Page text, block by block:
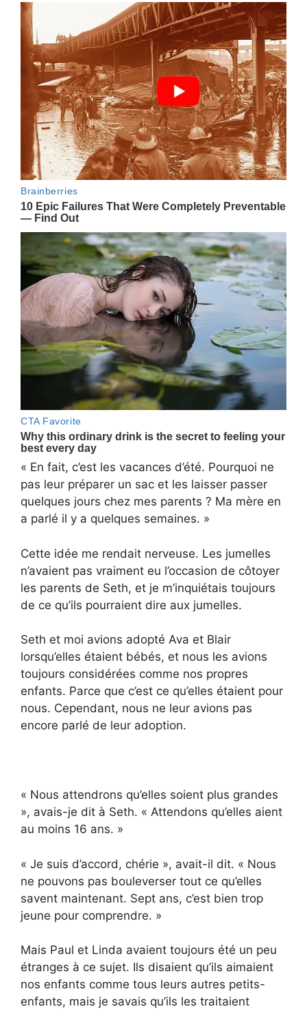
« En fait, c’est les vacances d’été. Pourquoi ne
pas leur préparer un sac et les laisser passer
quelques jours chez mes parents ? Ma mère en
a parlé il y a quelques semaines. »
Cette idée me rendait nerveuse. Les jumelles
n’avaient pas vraiment eu l’occasion de côtoyer
les parents de Seth, et je m’inquiétais toujours
de ce qu’ils pourraient dire aux jumelles.
Seth et moi avions adopté Ava et Blair
lorsqu’elles étaient bébés, et nous les avions
toujours considérées comme nos propres
enfants. Parce que c’est ce qu’elles étaient pour
nous. Cependant, nous ne leur avions pas
encore parlé de leur adoption.
« Nous attendrons qu’elles soient plus grandes
», avais-je dit à Seth. « Attendons qu’elles aient
au moins 16 ans. »
« Je suis d’accord, chérie », avait-il dit. « Nous
ne pouvons pas bouleverser tout ce qu’elles
savent maintenant. Sept ans, c’est bien trop
jeune pour comprendre. »
Mais Paul et Linda avaient toujours été un peu
étranges à ce sujet. Ils disaient qu’ils aimaient
nos enfants comme tous leurs autres petits-
enfants, mais je savais qu’ils les traitaient